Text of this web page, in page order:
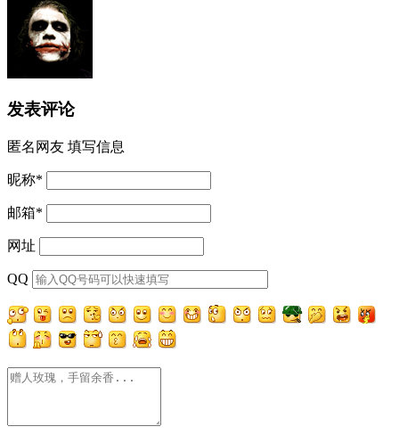
发表评论
匿名网友 填写信息
昵称*
邮箱*
网址
QQ